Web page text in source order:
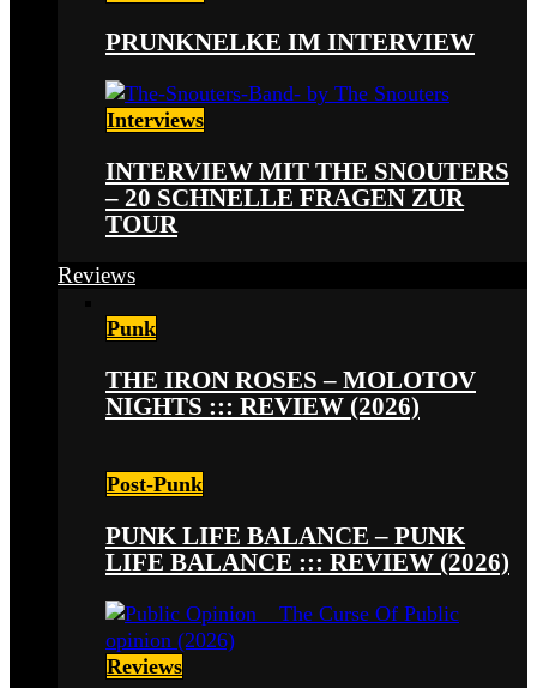
PRUNKNELKE IM INTERVIEW
Interviews
INTERVIEW MIT THE SNOUTERS
– 20 SCHNELLE FRAGEN ZUR
TOUR
Reviews
Punk
THE IRON ROSES – MOLOTOV
NIGHTS ::: REVIEW (2026)
Post-Punk
PUNK LIFE BALANCE – PUNK
LIFE BALANCE ::: REVIEW (2026)
Reviews